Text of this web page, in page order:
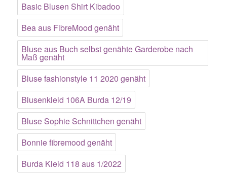
Basic Blusen Shirt Kibadoo
Bea aus FibreMood genäht
Bluse aus Buch selbst genähte Garderobe nach
Maß genäht
Bluse fashionstyle 11 2020 genäht
Blusenkleid 106A Burda 12/19
Bluse Sophie Schnittchen genäht
Bonnie fibremood genäht
Burda Kleid 118 aus 1/2022